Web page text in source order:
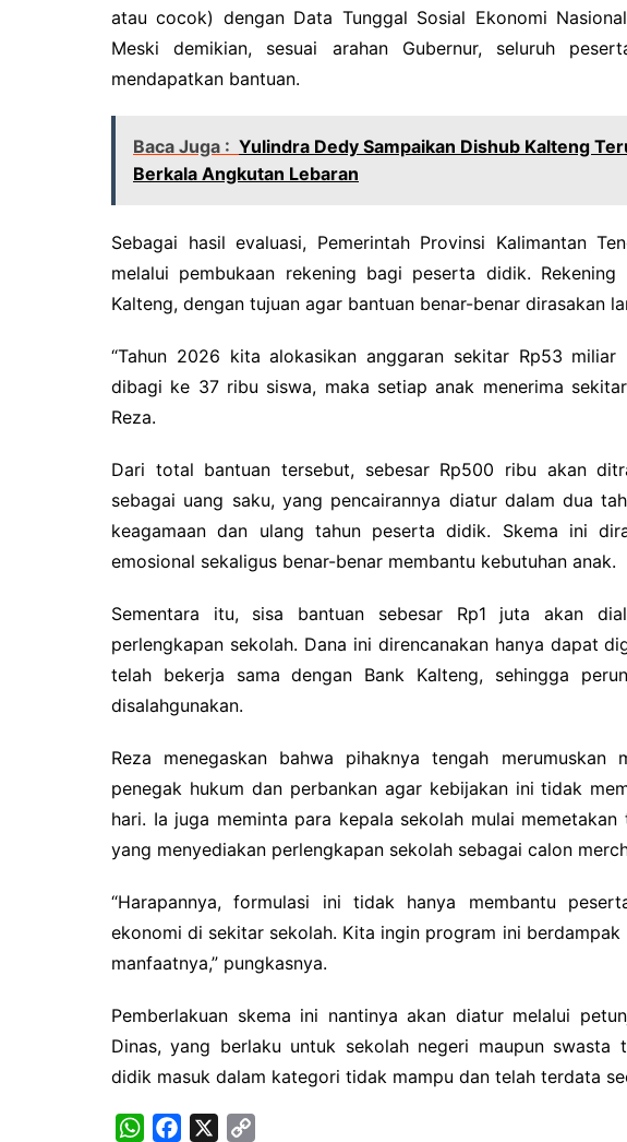
atau cocok) dengan Data Tunggal Sosial Ekonomi
Meski demikian, sesuai arahan Gubernur, seluruh
mendapatkan bantuan.
Baca Juga : Yulindra Dedy Sampaikan Dishub Kalteng
Berkala Angkutan Lebaran
‎Sebagai hasil evaluasi, Pemerintah Provinsi Kalimantan
melalui pembukaan rekening bagi peserta didik.
Kalteng, dengan tujuan agar bantuan benar-benar dirasakan
‎“Tahun 2026 kita alokasikan anggaran sekitar Rp53
dibagi ke 37 ribu siswa, maka setiap anak menerima
Reza.
‎Dari total bantuan tersebut, sebesar Rp500 ribu akan
sebagai uang saku, yang pencairannya diatur dalam dua
keagamaan dan ulang tahun peserta didik. Skema ini
emosional sekaligus benar-benar membantu kebutuhan anak.
‎Sementara itu, sisa bantuan sebesar Rp1 juta akan
perlengkapan sekolah. Dana ini direncanakan hanya dapat
telah bekerja sama dengan Bank Kalteng, sehingga
disalahgunakan.
‎Reza menegaskan bahwa pihaknya tengah merumuskan
penegak hukum dan perbankan agar kebijakan ini tidak
hari. Ia juga meminta para kepala sekolah mulai
yang menyediakan perlengkapan sekolah sebagai calon
‎“Harapannya, formulasi ini tidak hanya membantu
ekonomi di sekitar sekolah. Kita ingin program ini berdampak
manfaatnya,” pungkasnya.
‎Pemberlakuan skema ini nantinya akan diatur melalui
Dinas, yang berlaku untuk sekolah negeri maupun swasta
didik masuk dalam kategori tidak mampu dan telah terdata
W